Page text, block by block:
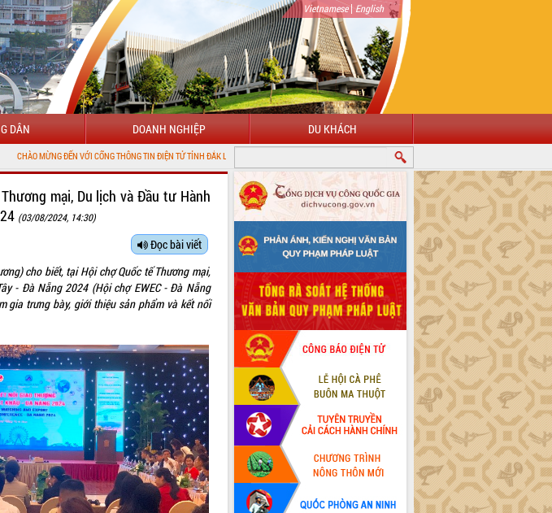
Vietnamese| English
DÂN DOANH NGHIỆP DU KHÁCH
ĐẾN VỚI CỔNG THÔNG TIN ĐIỆN TỬ TỈNH ĐẮK LẮK
mại, Du lịch và Đầu tư Hành
(03/08/2024, 14:30)
Đọc bài viết
cho biết, tại Hội chợ Quốc tế Thương mại,
- Đà Nẵng 2024 (Hội chợ EWEC - Đà Nẵng
gia trưng bày, giới thiệu sản phẩm và kết nối